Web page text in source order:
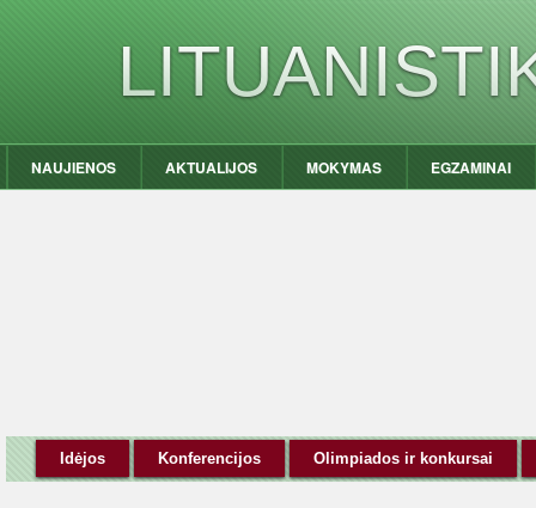
NAUJIENOS AKTUALIJOS MOKYMAS EGZAMINAI
Idėjos Konferencijos Olimpiados ir konkursai